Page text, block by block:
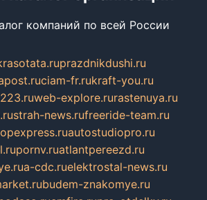
компаний по всей России
prazdnikdushi.ru
ciam-fr.rukraft-you.ru
web-explore.rurastenuya.ru
strah-news.rufreeride-team.ru
autostudiopro.ru
pornv.ruatlantpereezd.ru
a-cdc.ruelektrostal-news.ru
budem-znakomye.ru